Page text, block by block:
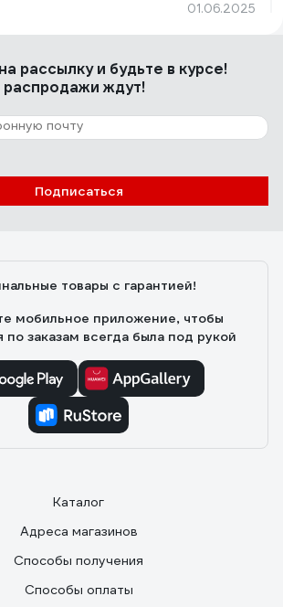
01.06.2025
реле Реле и
A8223-34129696
на рассылкуи будьте в курсе!
распродажи ждут!
Подписаться
товары с гарантией!
мобильное приложение, чтобы
заказам всегда была под рукой
Каталог
Адреса магазинов
Способы получения
Способы оплаты